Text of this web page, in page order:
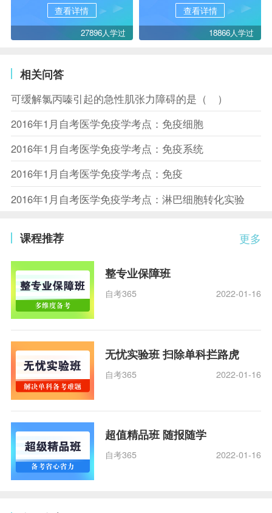
查看详情
27896人学过
查看详情
18866人学过
相关问答
可缓解氯丙嗪引起的急性肌张力障碍的是（ ）
2016年1月自考医学免疫学考点：免疫细胞
2016年1月自考医学免疫学考点：免疫系统
2016年1月自考医学免疫学考点：免疫
2016年1月自考医学免疫学考点：淋巴细胞转化实验
更多
课程推荐
整专业保障班
自考365 2022-01-16
无忧实验班 扫除单科拦路虎
自考365 2022-01-16
超值精品班 随报随学
自考365 2022-01-16